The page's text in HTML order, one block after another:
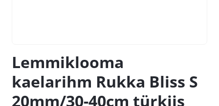
Lemmiklooma
kaelarihm Rukka Bliss S
20mm/30-40cm türkiis